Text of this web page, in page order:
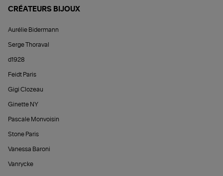
CRÉATEURS BIJOUX
Aurélie Bidermann
Serge Thoraval
d1928
Feidt Paris
Gigi Clozeau
Ginette NY
Pascale Monvoisin
Stone Paris
Vanessa Baroni
Vanrycke